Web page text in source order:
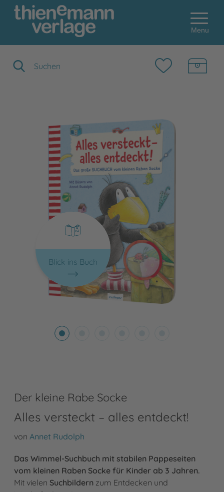
Menu
Blick ins Buch
Der kleine Rabe Socke
Alles versteckt – alles entdeckt!
von Annet Rudolph
Das Wimmel-Suchbuch mit stabilen Pappeseiten
vom kleinen Raben Socke für Kinder ab 3 Jahren.
Mit vielen Suchbildern zum Entdecken und